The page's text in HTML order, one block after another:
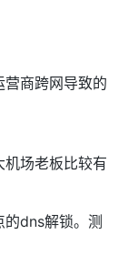
商跨网导致的
场老板比较有
dns解锁。测